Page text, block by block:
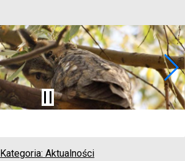
Kategoria: Aktualności